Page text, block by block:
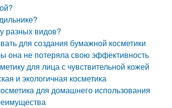
разных видов?
для создания бумажной косметики
она не потеряла свою эффективность
для лица с чувствительной кожей
и экологичная косметика
для домашнего использования